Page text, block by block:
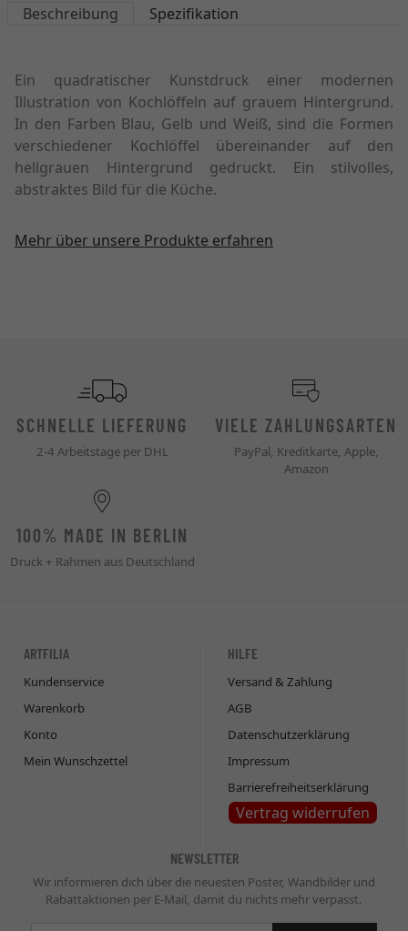
Beschreibung Spezifikation
Ein quadratischer Kunstdruck einer modernen
Illustration von Kochlöffeln auf grauem Hintergrund.
In den Farben Blau, Gelb und Weiß, sind die Formen
verschiedener Kochlöffel übereinander auf den
hellgrauen Hintergrund gedruckt. Ein stilvolles,
abstraktes Bild für die Küche.
Mehr über unsere Produkte erfahren
SCHNELLE LIEFERUNG
2-4 Arbeitstage per DHL
VIELE ZAHLUNGSARTEN
PayPal, Kreditkarte, Apple,
Amazon
100% MADE IN BERLIN
Druck + Rahmen aus Deutschland
ARTFILIA
Kundenservice
Warenkorb
Konto
Mein Wunschzettel
HILFE
Versand & Zahlung
AGB
Datenschutzerklärung
Impressum
Barrierefreiheitserklärung
Vertrag widerrufen
NEWSLETTER
Wir informieren dich über die neuesten Poster, Wandbilder und
Rabattaktionen per E-Mail, damit du nichts mehr verpasst.